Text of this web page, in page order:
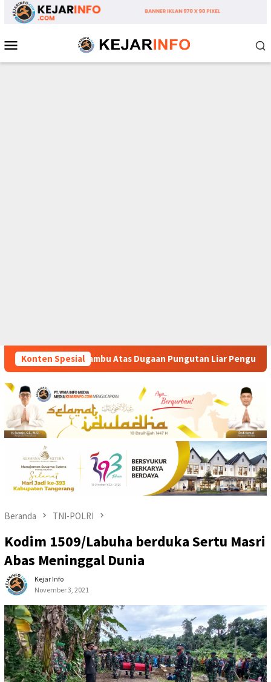
Loncat
Mobile
Konten Spesial
Pungutan Liar Pengurusan PM 1 Dianggap Tidak
Beranda TNI-POLRI
Kodim 1509/Labuha berduka Sertu Masri
Abas Meninggal Dunia
Kejar Info
November 3, 2021